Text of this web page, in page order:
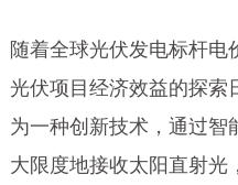
随着全球光伏发电标杆电
光伏项目经济效益的探索
为一种创新技术，通过智
大限度地接收太阳直射光